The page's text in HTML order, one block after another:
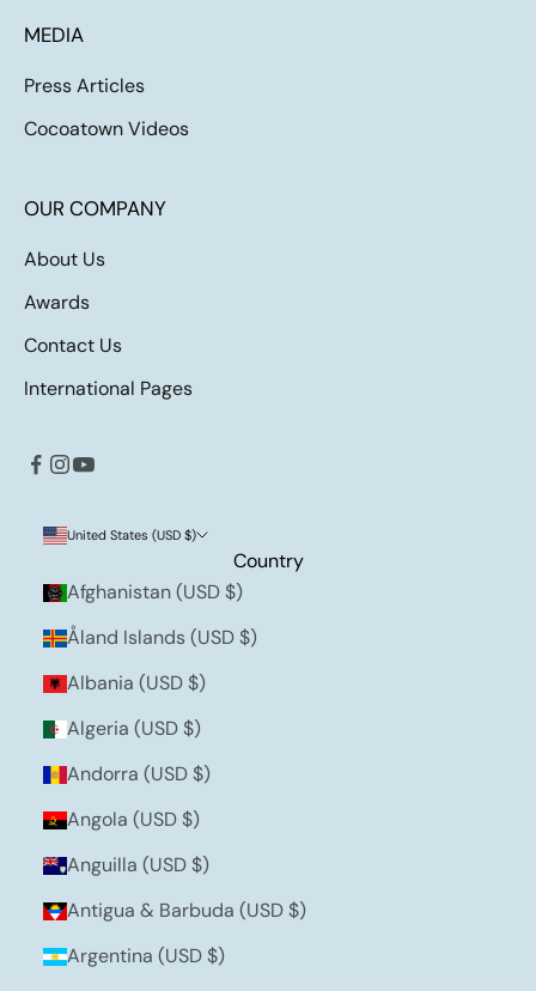
MEDIA
Press Articles
Cocoatown Videos
OUR COMPANY
About Us
Awards
Contact Us
International Pages
United States (USD $)
Country
Afghanistan (USD $)
Åland Islands (USD $)
Albania (USD $)
Algeria (USD $)
Andorra (USD $)
Angola (USD $)
Anguilla (USD $)
Antigua & Barbuda (USD $)
Argentina (USD $)